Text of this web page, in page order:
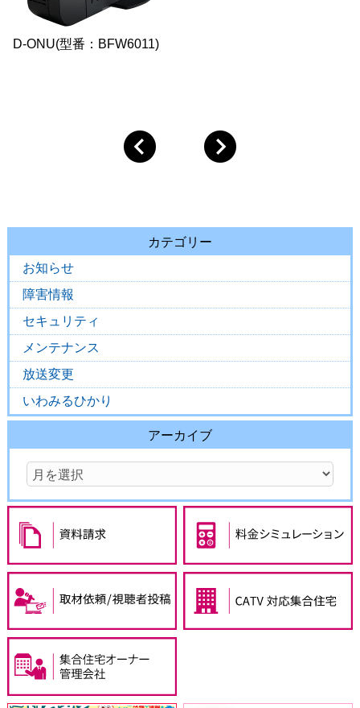
D-ONU(型番：BFW6011)
カテゴリー
お知らせ
障害情報
セキュリティ
メンテナンス
放送変更
いわみるひかり
アーカイブ